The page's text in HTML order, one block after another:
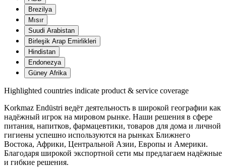
Brezilya
Mısır
Suudi Arabistan
Birleşik Arap Emirlikleri
Hindistan
Endonezya
Güney Afrika
Highlighted countries indicate product & service coverage
Korkmaz Endüstri ведёт деятельность в широкой географии как
надёжный игрок на мировом рынке. Наши решения в сфере
питания, напитков, фармацевтики, товаров для дома и личной
гигиены успешно используются на рынках Ближнего
Востока, Африки, Центральной Азии, Европы и Америки.
Благодаря широкой экспортной сети мы предлагаем надёжные
и гибкие решения.